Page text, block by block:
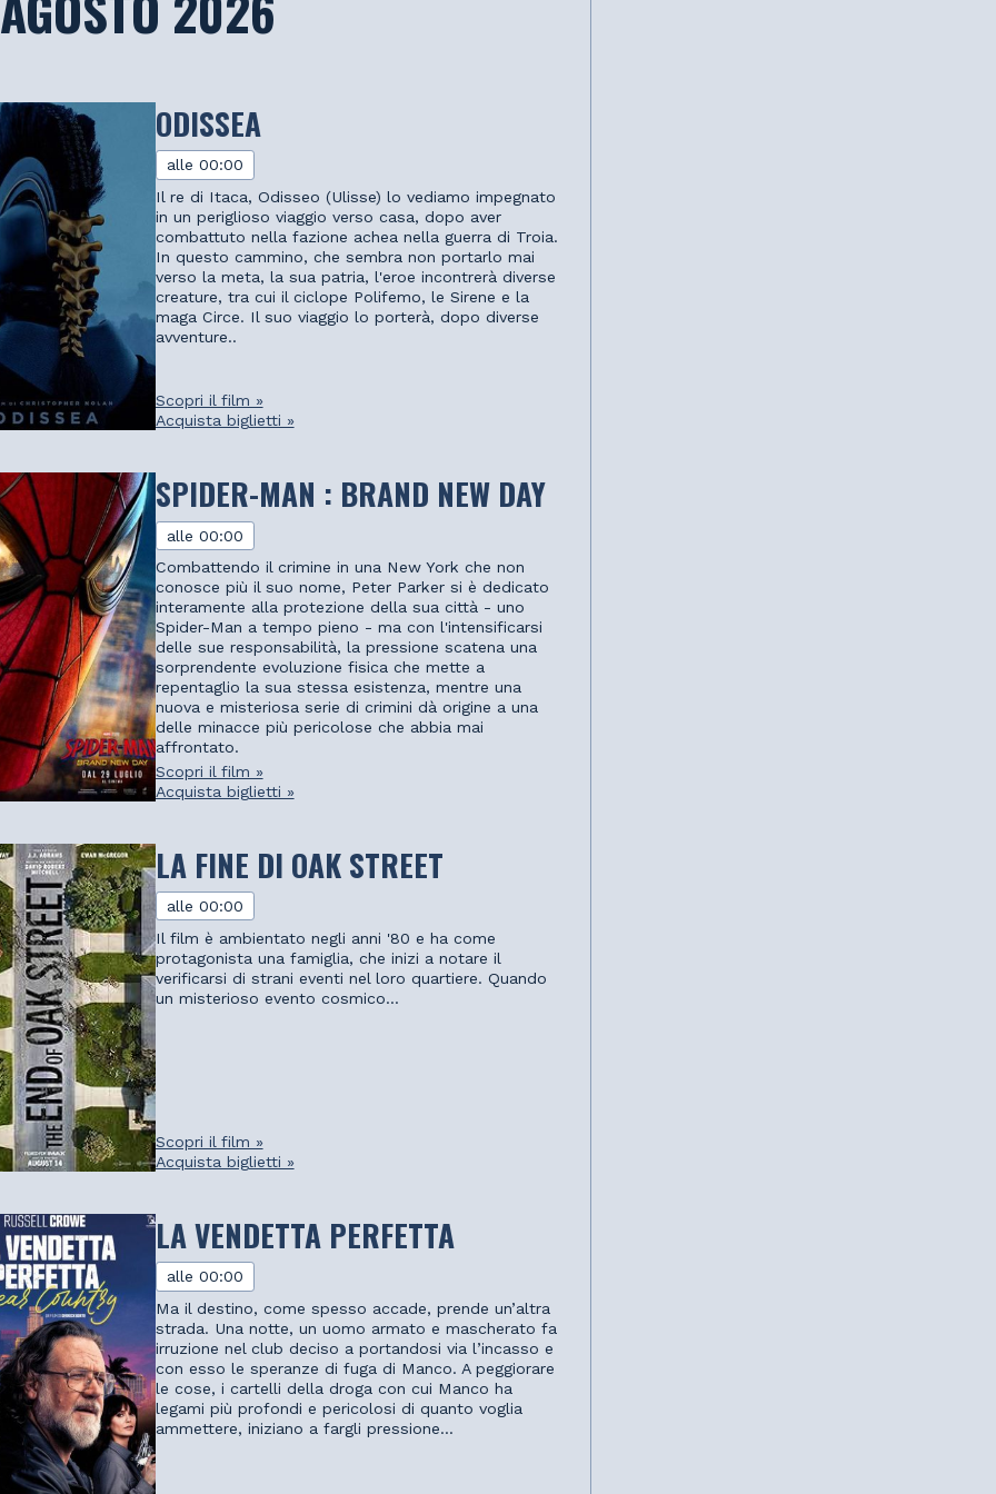
ODISSEA
alle 00:00
Il re di Itaca, Odisseo (Ulisse) lo vediamo impegnato
in un periglioso viaggio verso casa, dopo aver
combattuto nella fazione achea nella guerra di Troia.
In questo cammino, che sembra non portarlo mai
verso la meta, la sua patria, l'eroe incontrerà diverse
creature, tra cui il ciclope Polifemo, le Sirene e la
maga Circe. Il suo viaggio lo porterà, dopo diverse
avventure..
Scopri il film »
Acquista biglietti »
SPIDER-MAN : BRAND NEW DAY
alle 00:00
Combattendo il crimine in una New York che non
conosce più il suo nome, Peter Parker si è dedicato
interamente alla protezione della sua città - uno
Spider-Man a tempo pieno - ma con l'intensificarsi
delle sue responsabilità, la pressione scatena una
sorprendente evoluzione fisica che mette a
repentaglio la sua stessa esistenza, mentre una
nuova e misteriosa serie di crimini dà origine a una
delle minacce più pericolose che abbia mai
affrontato.
Scopri il film »
Acquista biglietti »
LA FINE DI OAK STREET
alle 00:00
Il film è ambientato negli anni '80 e ha come
protagonista una famiglia, che inizi a notare il
verificarsi di strani eventi nel loro quartiere. Quando
un misterioso evento cosmico...
Scopri il film »
Acquista biglietti »
LA VENDETTA PERFETTA
alle 00:00
Ma il destino, come spesso accade, prende un’altra
strada. Una notte, un uomo armato e mascherato fa
irruzione nel club deciso a portandosi via l’incasso e
con esso le speranze di fuga di Manco. A peggiorare
le cose, i cartelli della droga con cui Manco ha
legami più profondi e pericolosi di quanto voglia
ammettere, iniziano a fargli pressione...